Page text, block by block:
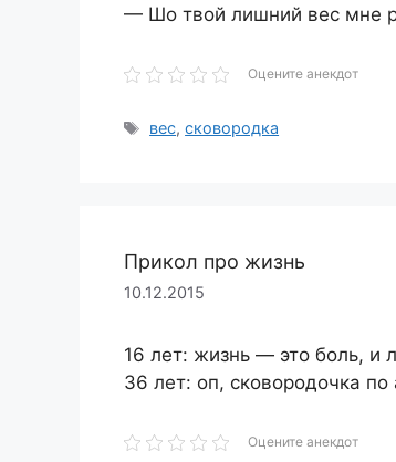
— Шо твой лишний вес мне
Оцените анекдот
Метки
вес,сковородка
Прикол про жизнь
10.12.2015
16 лет: жизнь — это боль, и
36 лет: оп, сковородочка
Оцените анекдот